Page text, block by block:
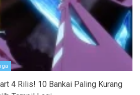
4 Rilis! 10 Bankai Paling Kurang